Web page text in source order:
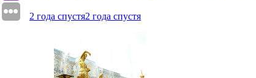
2 года спустя2 года спустя